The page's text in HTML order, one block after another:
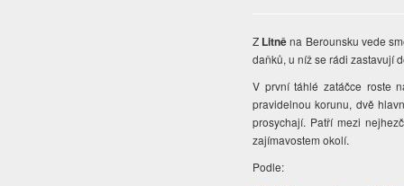
Z Litněna Berounsku vede
daňků, u níž se rádi zastavují
V první táhlé zatáčce roste
pravidelnou korunu, dvě
prosychají. Patří mezi
zajímavostem okolí.
Podle: